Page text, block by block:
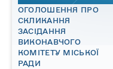
ОГОЛОШЕННЯ ПРО
СКЛИКАННЯ
ЗАСІДАННЯ
ВИКОНАВЧОГО
КОМІТЕТУ МІСЬКОЇ
РАДИ